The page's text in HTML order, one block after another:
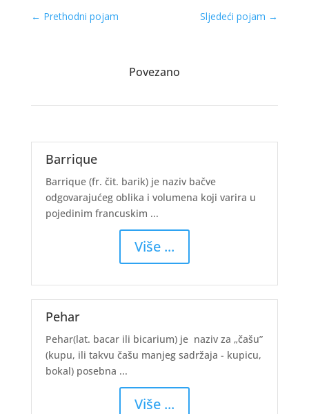
← Prethodni pojam Sljedeći pojam →
Povezano
Barrique
Barrique (fr. čit. barik) je naziv bačve
odgovarajućeg oblika i volumena koji varira u
pojedinim francuskim ...
Više ...
Pehar
Pehar(lat. bacar ili bicarium) je naziv za „čašu”
(kupu, ili takvu čašu manjeg sadržaja - kupicu,
bokal) posebna ...
Više ...